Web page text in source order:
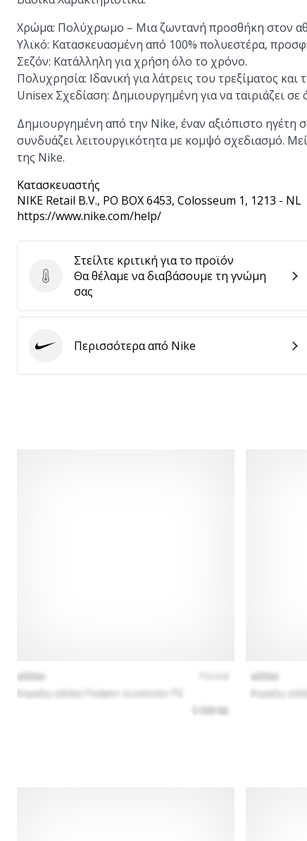
Χρώμα: Πολύχρωμο – Μια ζωντανή προσθήκη στον
Υλικό: Κατασκευασμένη από 100% πολυεστέρα,
Σεζόν: Κατάλληλη για χρήση όλο το χρόνο.
Πολυχρησία: Ιδανική για λάτρεις του τρεξίματος και
Unisex Σχεδίαση: Δημιουργημένη για να ταιριάζει
Δημιουργημένη από την Nike, έναν αξιόπιστο ηγέτη
συνδυάζει λειτουργικότητα με κομψό σχεδιασμό.
της Nike.
Κατασκευαστής
NIKE Retail B.V., PO BOX 6453, Colosseum 1, 1213 - NL
https://www.nike.com/help/
Στείλτε κριτική για το προϊόν
Στείλτε κριτική για το προϊόν
Θα θέλαμε να διαβάσουμε τη γνώμη
σας
Nike Περισσότερα από Nike